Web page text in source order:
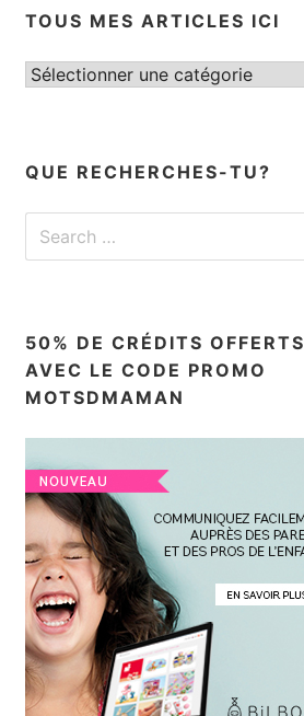
TOUS MES ARTICLES ICI
Tous
QUE RECHERCHES-TU?
Search
50% DE CRÉDITS OFFERTS
AVEC LE CODE PROMO
MOTSDMAMAN